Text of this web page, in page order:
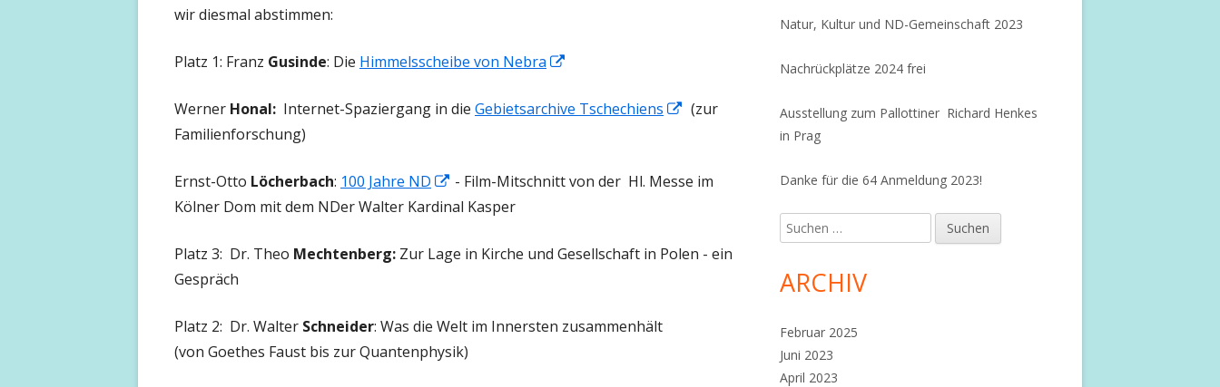
wir diesmal abstimmen:
Platz 1: Franz Gusinde: Die Himmelsscheibe von Nebra
Fenster
Werner Honal: Internet-Spaziergang in die Gebietsarchive Tschechiens
In
öffnen
(zur
Familienforschung)
Ernst-Otto Löcherbach: 100 Jahre ND
In
neuem
öffnen
- Film-Mitschnitt von der Hl. Messe im
Kölner Dom mit dem NDer Walter Kardinal Kasper
Platz 3: Dr. Theo Mechtenberg: Zur Lage in Kirche und Gesellschaft in Polen - ein
Gespräch
Platz 2: Dr. Walter Schneider: Was die Welt im Innersten zusammenhält
(von Goethes Faust bis zur Quantenphysik)
Natur, Kultur und ND-Gemeinschaft 2023
Nachrückplätze 2024 frei
Ausstellung zum Pallottiner Richard Henkes
in Prag
Danke für die 64 Anmeldung 2023!
Suchen
nach:
ARCHIV
Februar 2025
Juni 2023
April 2023